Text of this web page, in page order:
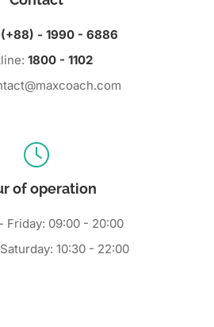
(+88) - 1990 - 6886
1800 - 1102
of operation
Friday: 09:00 - 20:00
10:30 - 22:00